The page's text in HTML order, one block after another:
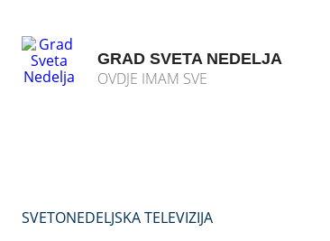
GRAD SVETA NEDELJA
OVDJE IMAM SVE
SVETONEDELJSKA TELEVIZIJA